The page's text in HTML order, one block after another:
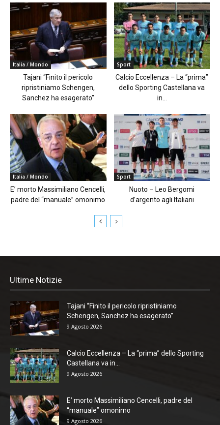
Italia / Mondo
Tajani “Finito il pericolo
ripristiniamo Schengen,
Sanchez ha esagerato”
Sport
Calcio Eccellenza – La “prima”
dello Sporting Castellana va
in...
Italia / Mondo
E’ morto Massimiliano Cencelli,
padre del “manuale” omonimo
Sport
Nuoto – Leo Bergomi
d’argento agli Italiani
Ultime Notizie
Tajani “Finito il pericolo ripristiniamo
Schengen, Sanchez ha esagerato”
9 Agosto 2026
Calcio Eccellenza – La “prima” dello Sporting
Castellana va in...
9 Agosto 2026
E’ morto Massimiliano Cencelli, padre del
“manuale” omonimo
9 Agosto 2026